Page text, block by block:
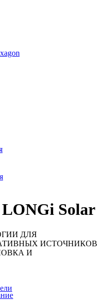
Solar
ДЛЯ
ИСТОЧНИКОВ
И